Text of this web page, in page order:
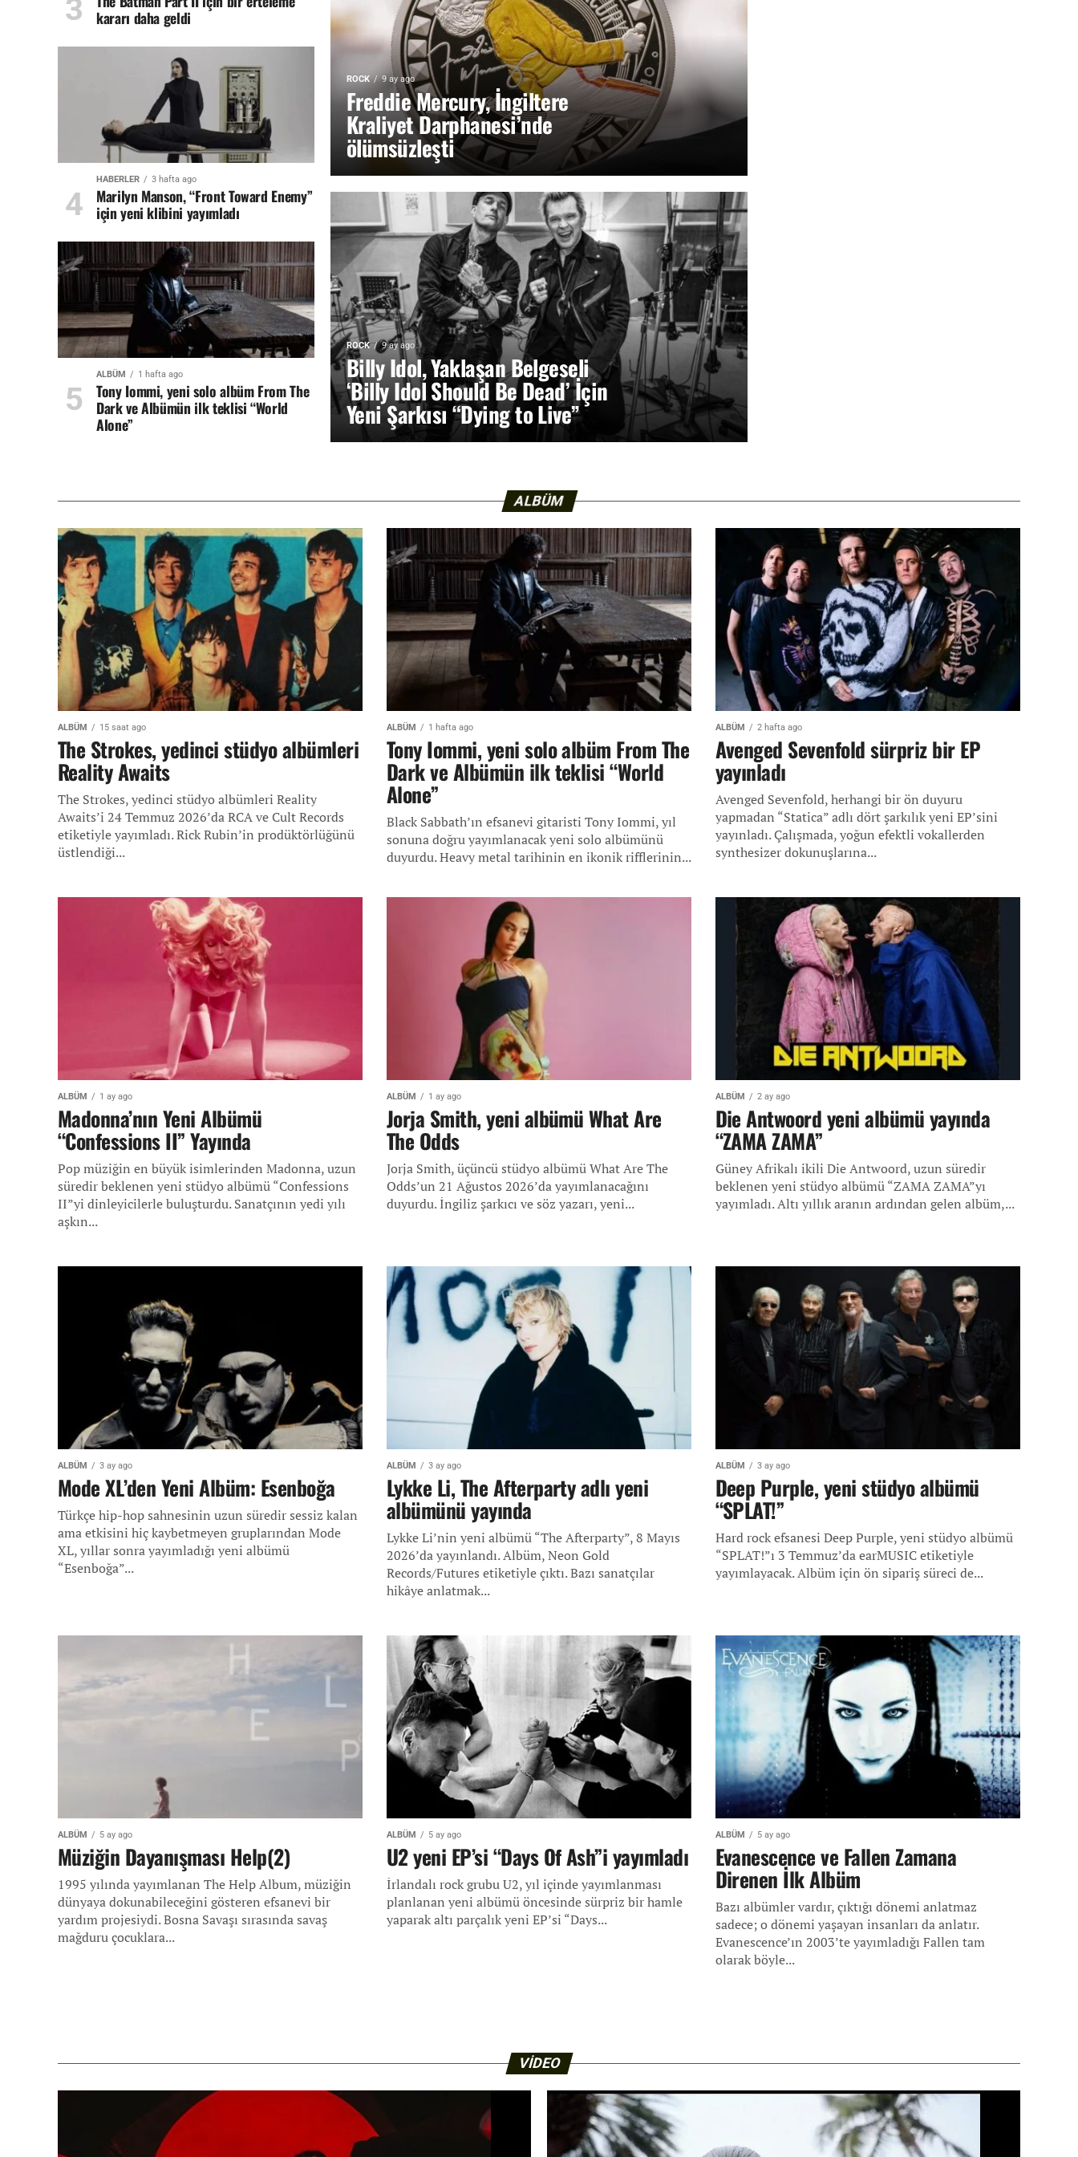
ROCK 9 ay ago
Freddie Mercury, İngiltere
Kraliyet Darphanesi’nde
ölümsüzleşti
ROCK 9 ay ago
Billy Idol, Yaklaşan Belgeseli
‘Billy Idol Should Be Dead’ İçin
Yeni Şarkısı “Dying to Live”
kararı daha geldi
HABERLER 3 hafta ago
Marilyn Manson, “Front Toward Enemy”
için yeni klibini yayımladı
ALBÜM 1 hafta ago
Tony Iommi, yeni solo albüm From The
Dark ve Albümün ilk teklisi “World
Alone”
ALBÜM
ALBÜM 15 saat ago
The Strokes, yedinci stüdyo albümleri
Reality Awaits
The Strokes, yedinci stüdyo albümleri Reality
Awaits’i 24 Temmuz 2026’da RCA ve Cult Records
etiketiyle yayımladı. Rick Rubin’in prodüktörlüğünü
üstlendiği...
ALBÜM 1 hafta ago
Tony Iommi, yeni solo albüm From The
Dark ve Albümün ilk teklisi “World
Alone”
Black Sabbath’ın efsanevi gitaristi Tony Iommi, yıl
sonuna doğru yayımlanacak yeni solo albümünü
duyurdu. Heavy metal tarihinin en ikonik rifflerinin...
ALBÜM 2 hafta ago
Avenged Sevenfold sürpriz bir EP
yayınladı
Avenged Sevenfold, herhangi bir ön duyuru
yapmadan “Statica” adlı dört şarkılık yeni EP’sini
yayınladı. Çalışmada, yoğun efektli vokallerden
synthesizer dokunuşlarına...
ALBÜM 1 ay ago
Madonna’nın Yeni Albümü
“Confessions II” Yayında
Pop müziğin en büyük isimlerinden Madonna, uzun
süredir beklenen yeni stüdyo albümü “Confessions
II”yi dinleyicilerle buluşturdu. Sanatçının yedi yılı
aşkın...
ALBÜM 1 ay ago
Jorja Smith, yeni albümü What Are
The Odds
Jorja Smith, üçüncü stüdyo albümü What Are The
Odds’un 21 Ağustos 2026’da yayımlanacağını
duyurdu. İngiliz şarkıcı ve söz yazarı, yeni...
ALBÜM 2 ay ago
Die Antwoord yeni albümü yayında
“ZAMA ZAMA”
Güney Afrikalı ikili Die Antwoord, uzun süredir
beklenen yeni stüdyo albümü “ZAMA ZAMA”yı
yayımladı. Altı yıllık aranın ardından gelen albüm,...
ALBÜM 3 ay ago
Mode XL’den Yeni Albüm: Esenboğa
Türkçe hip-hop sahnesinin uzun süredir sessiz kalan
ama etkisini hiç kaybetmeyen gruplarından Mode
XL, yıllar sonra yayımladığı yeni albümü
“Esenboğa”...
ALBÜM 3 ay ago
Lykke Li, The Afterparty adlı yeni
albümünü yayında
Lykke Li’nin yeni albümü “The Afterparty”, 8 Mayıs
2026’da yayınlandı. Albüm, Neon Gold
Records/Futures etiketiyle çıktı. Bazı sanatçılar
hikâye anlatmak...
ALBÜM 3 ay ago
Deep Purple, yeni stüdyo albümü
“SPLAT!”
Hard rock efsanesi Deep Purple, yeni stüdyo albümü
“SPLAT!”ı 3 Temmuz’da earMUSIC etiketiyle
yayımlayacak. Albüm için ön sipariş süreci de...
ALBÜM 5 ay ago
Müziğin Dayanışması Help(2)
1995 yılında yayımlanan The Help Album, müziğin
dünyaya dokunabileceğini gösteren efsanevi bir
yardım projesiydi. Bosna Savaşı sırasında savaş
mağduru çocuklara...
ALBÜM 5 ay ago
U2 yeni EP’si “Days Of Ash”i yayımladı
İrlandalı rock grubu U2, yıl içinde yayımlanması
planlanan yeni albümü öncesinde sürpriz bir hamle
yaparak altı parçalık yeni EP’si “Days...
ALBÜM 5 ay ago
Evanescence ve Fallen Zamana
Direnen İlk Albüm
Bazı albümler vardır, çıktığı dönemi anlatmaz
sadece; o dönemi yaşayan insanları da anlatır.
Evanescence’ın 2003’te yayımladığı Fallen tam
olarak böyle...
VIDEO